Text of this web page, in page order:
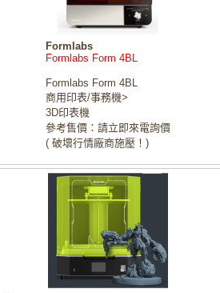
Formlabs
Formlabs Form 4BL
Formlabs Form 4BL
商用印表/事務機>
3D印表機
參考售價：請立即來電詢價
( 破壞行情廠商施壓！)